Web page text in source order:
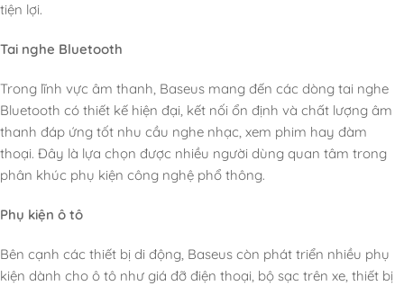
tiện lợi.
Tai nghe Bluetooth
Trong lĩnh vực âm thanh, Baseus mang đến các dòng tai nghe
Bluetooth có thiết kế hiện đại, kết nối ổn định và chất lượng âm
thanh đáp ứng tốt nhu cầu nghe nhạc, xem phim hay đàm
thoại. Đây là lựa chọn được nhiều người dùng quan tâm trong
phân khúc phụ kiện công nghệ phổ thông.
Phụ kiện ô tô
Bên cạnh các thiết bị di động, Baseus còn phát triển nhiều phụ
kiện dành cho ô tô như giá đỡ điện thoại, bộ sạc trên xe, thiết bị